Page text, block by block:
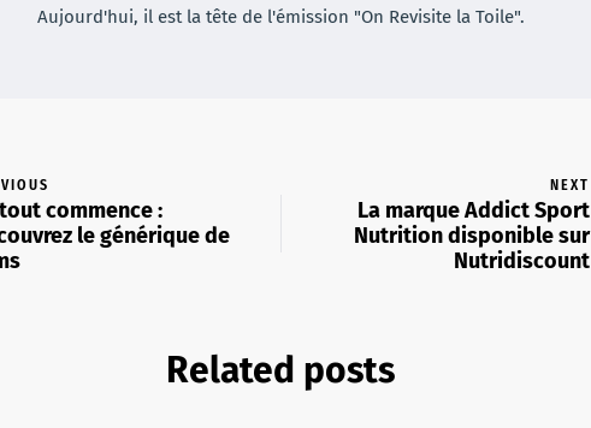
Aujourd'hui, il est la tête de l'émission "On Revisite la Toile".
commence :
le générique de
NEXT
La marque Addict Sport
Nutrition disponible sur
Nutridiscount
Related posts